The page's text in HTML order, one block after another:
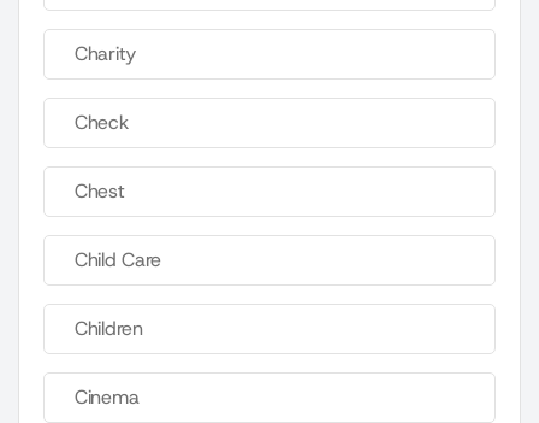
Charity
Check
Chest
Child Care
Children
Cinema